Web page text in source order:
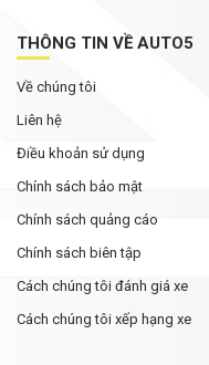
THÔNG TIN VỀ AUTO5
Về chúng tôi
Liên hệ
Điều khoản sử dụng
Chính sách bảo mật
Chính sách quảng cáo
Chính sách biên tập
Cách chúng tôi đánh giá xe
Cách chúng tôi xếp hạng xe